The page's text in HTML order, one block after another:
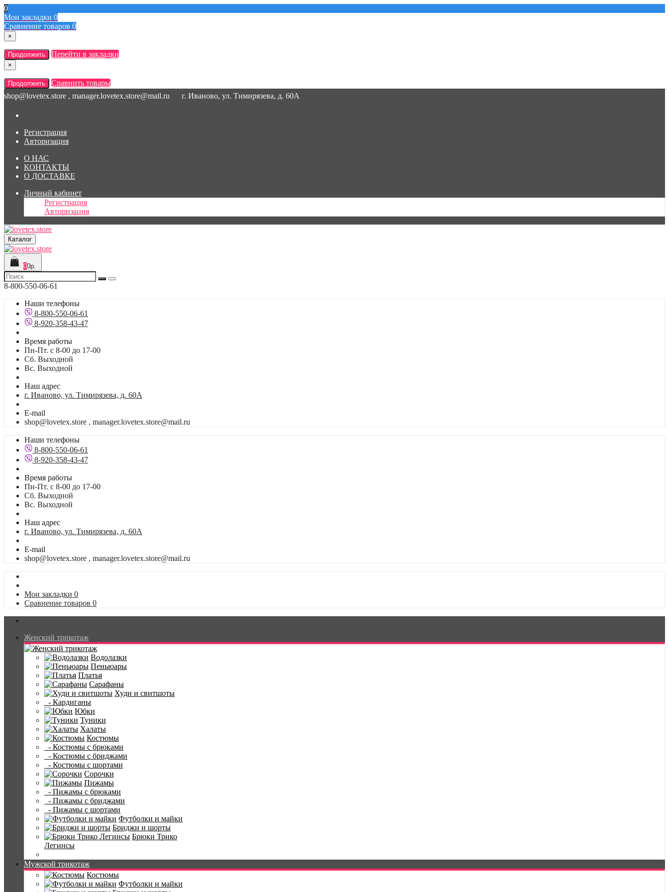
0
Мои закладки 0
Сравнение товаров 0
×
Продолжить Перейти в закладки
×
Продолжить
Сравнить товары
shop@lovetex.store , manager.lovetex.store@mail.ru
г. Иваново, ул. Тимирязева, д. 60А
Регистрация
Авторизация
О НАС
КОНТАКТЫ
О ДОСТАВКЕ
Личный кабинет
Регистрация
Авторизация
Каталог
00р.
8-800-550-06-61
Наши телефоны
8-800-550-06-61
8-920-358-43-47
Время работы
Пн-Пт. с 8-00 до 17-00
Сб. Выходной
Вс. Выходной
Наш адрес
г. Иваново, ул. Тимирязева, д. 60А
E-mail
shop@lovetex.store , manager.lovetex.store@mail.ru
Наши телефоны
8-800-550-06-61
8-920-358-43-47
Время работы
Пн-Пт. с 8-00 до 17-00
Сб. Выходной
Вс. Выходной
Наш адрес
г. Иваново, ул. Тимирязева, д. 60А
E-mail
shop@lovetex.store , manager.lovetex.store@mail.ru
Мои закладки 0
Сравнение товаров 0
Женский трикотаж
Водолазки
Пеньюары
Платья
Сарафаны
Худи и свитшоты
- Кардиганы
Юбки
Туники
Халаты
Костюмы
- Костюмы с брюками
- Костюмы с бриджами
- Костюмы с шортами
Сорочки
Пижамы
- Пижамы с брюками
- Пижамы с бриджами
- Пижамы с шортами
Футболки и майки
Бриджи и шорты
Брюки Трико
Легинсы
Мужской трикотаж
Костюмы
Футболки и майки